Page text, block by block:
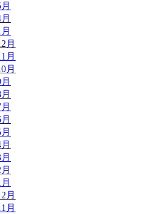
月
月
月
月
月